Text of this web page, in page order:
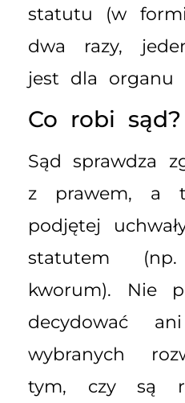
statutu (w
dwa razy,
jest dla organu
Co robi sąd?
Sąd sprawdza
z prawem, a
podjętej
statutem
kworum). Nie
decydować
wybranych
tym, czy są